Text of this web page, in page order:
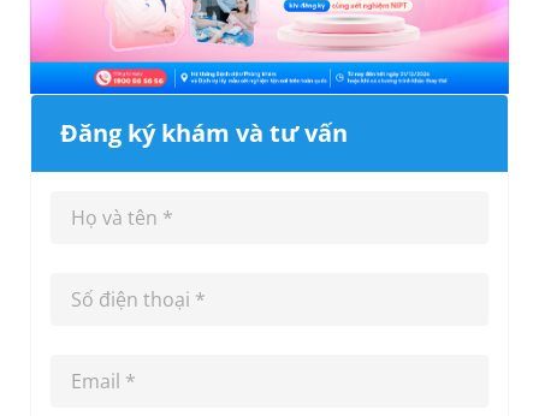
Đăng ký khám và tư vấn